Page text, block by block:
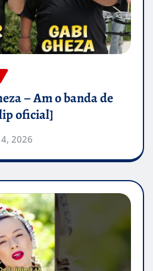
– Am o banda de
oficial]
2026